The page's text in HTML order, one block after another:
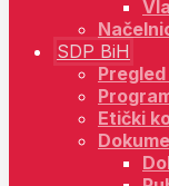
SDP BiH
Etički